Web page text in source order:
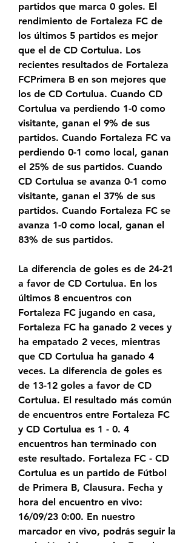
partidos que marca 0 goles. El
rendimiento de Fortaleza FC de
los últimos 5 partidos es mejor
que el de CD Cortulua. Los
recientes resultados de Fortaleza
FCPrimera B en son mejores que
los de CD Cortulua. Cuando CD
Cortulua va perdiendo 1-0 como
visitante, ganan el 9% de sus
partidos. Cuando Fortaleza FC va
perdiendo 0-1 como local, ganan
el 25% de sus partidos. Cuando
CD Cortulua se avanza 0-1 como
visitante, ganan el 37% de sus
partidos. Cuando Fortaleza FC se
avanza 1-0 como local, ganan el
83% de sus partidos.
La diferencia de goles es de 24-21
a favor de CD Cortulua. En los
últimos 8 encuentros con
Fortaleza FC jugando en casa,
Fortaleza FC ha ganado 2 veces y
ha empatado 2 veces, mientras
que CD Cortulua ha ganado 4
veces. La diferencia de goles es
de 13-12 goles a favor de CD
Cortulua. El resultado más común
de encuentros entre Fortaleza FC
y CD Cortulua es 1 - 0. 4
encuentros han terminado con
este resultado. Fortaleza FC - CD
Cortulua es un partido de Fútbol
de Primera B, Clausura. Fecha y
hora del encuentro en vivo:
16/09/23 0:00. En nuestro
marcador en vivo, podrás seguir la